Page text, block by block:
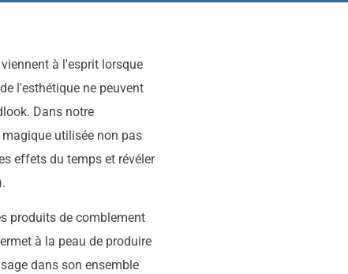
à l'esprit lorsque
l'esthétique ne peuvent
Dans notre
utilisée non pas
effets du temps et révéler
produits de comblement
à la peau de produire
dans son ensemble